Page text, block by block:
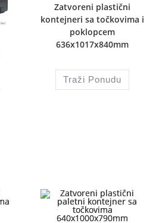
Zatvoreni plastični
kontejneri sa točkovima i
poklopcem
636x1017x840mm
Traži Ponudu